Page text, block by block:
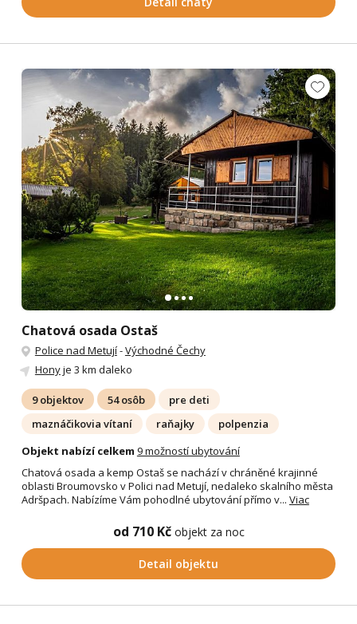
Chatová osada Ostaš
Police nad Metují-Východné Čechy
Honyje 3 km daleko
9 objektov 54 osôb
pre deti
maznáčikovia vítaní
raňajky
polpenzia
Objekt nabízí celkem 9 možností ubytování
Chatová osada a kemp Ostaš se nachází v chráněné krajinné
oblasti Broumovsko v Polici nad Metují, nedaleko skalního města
Adršpach. Nabízíme Vám pohodlné ubytování přímo v... Viac
od 710 Kč objekt za noc
Detail objektu